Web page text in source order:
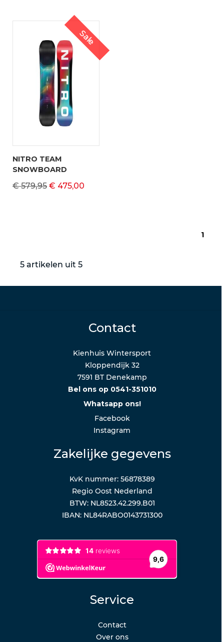
Sale
NITRO TEAM
SNOWBOARD
€ 579,95 € 475,00
1
5 artikelen uit 5
Contact
Kienhuis Wintersport
Kloppendijk 32
7591 BT Denekamp
Bel ons op 0541-351010
Whatsapp ons!
Facebook
Instagram
Zakelijke gegevens
KvK nummer: 56878389
Regio Oost Nederland
BTW: NL8523.42.299.B01
IBAN: NL84RABO0143731300
Service
Contact
Over ons